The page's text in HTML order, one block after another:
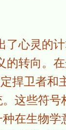
了心灵的
的转向。
捍卫者
这些符
种在生物